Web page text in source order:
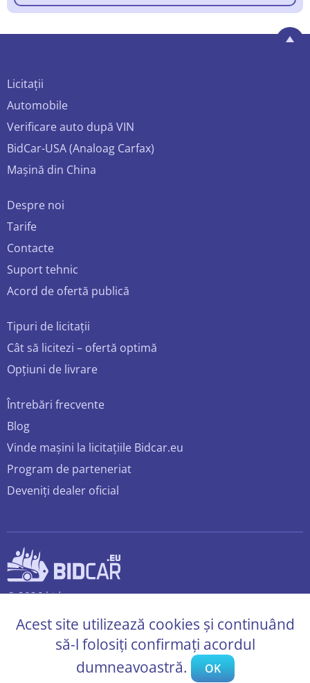
Licitații
Automobile
Verificare auto după VIN
BidCar-USA (Analoag Carfax)
Mașină din China
Despre noi
Tarife
Contacte
Suport tehnic
Acord de ofertă publică
Tipuri de licitații
Cât să licitezi – ofertă optimă
Opțiuni de livrare
Întrebări frecvente
Blog
Vinde mașini la licitațiile Bidcar.eu
Program de parteneriat
Deveniți dealer oficial
© 2026 bidcar.eu
Acest site utilizează cookies și continuând
să-l folosiți confirmați acordul
dumneavoastră.
OK